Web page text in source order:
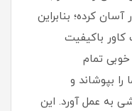
کرده؛ بنابراین
کاور با‌کیفیت
تمام
بپوشاند و
گوشی به عمل آورد‏.‏ این